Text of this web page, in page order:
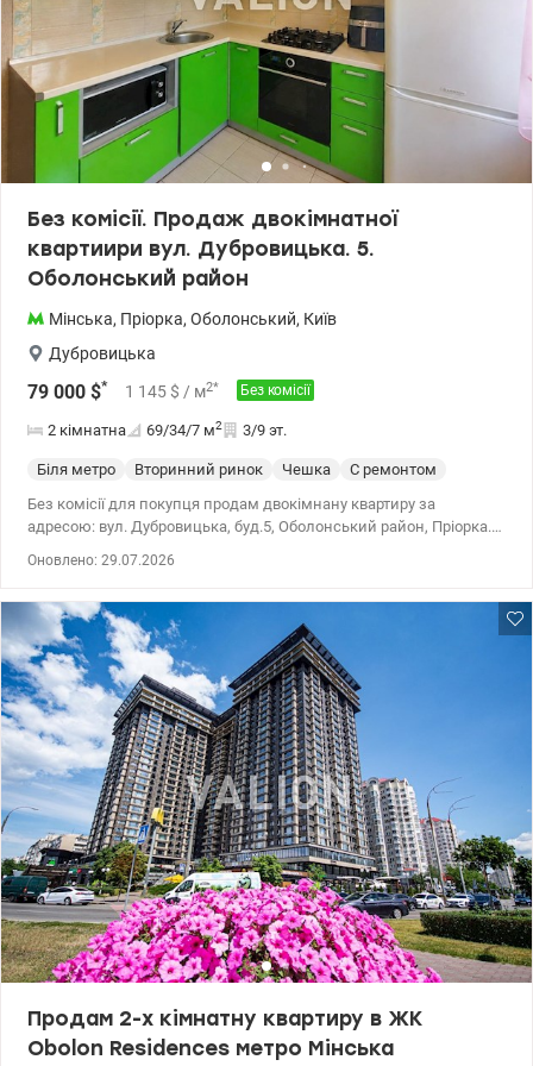
Без комісії. Продаж двокімнатної
квартиири вул. Дубровицька. 5.
Оболонський район
Мінська, Пріорка, Оболонський, Київ
Дубровицька
79 000 $* 1 145 $ / м2* Без комісії
2 кімнатна 69/34/7 м2 3/9 эт.
Біля метро Вторинний ринок Чешка
С ремонтом
Без комісії для покупця продам двокімнану квартиру за
адресою: вул. Дубровицька, буд.5, Оболонський район, Пріорка.
Газова плита - Кондиціонер - Охайне, доглянуте парадне - Новй
ліфт - Тихий затишний двір Поруч ЖК Паркове місто з
розвиненою інфраструктурою, школи, дитячі садочки, магазини.
До ст.м. Мінська, Оболонь - 15 хв маршруткою. Зупинка в 3 хв від
будинку. Запрошуємо на перегляд у зручний для Вас час. Ціна:
79000 у.о., тел.0506937454 Олена, valion.ua/1153225
Оновлено: 29.07.2026
Продам 2-х кімнатну квартиру в ЖК
Obolon Residences метро Мінська